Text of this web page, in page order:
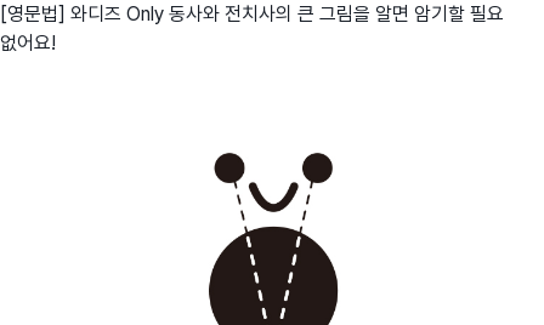
[영문법] 와디즈 Only 동사와 전치사의 큰 그림을 알면 암기할 필요
없어요!